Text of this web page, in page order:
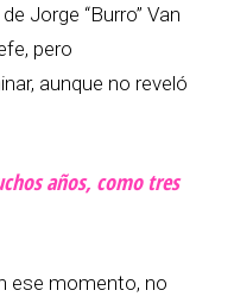
Jorge “Burro” Van
pero
aunque no reveló
años, como tres
ese momento, no